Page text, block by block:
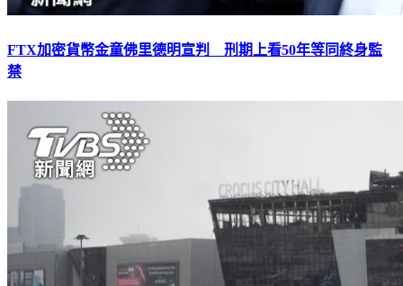
FTX加密貨幣金童佛里德明宣判 刑期上看50年等同終身監
禁